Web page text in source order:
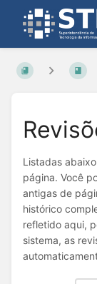
Listadas
página. Você
antigas de
histórico
refletido aqui,
sistema, as